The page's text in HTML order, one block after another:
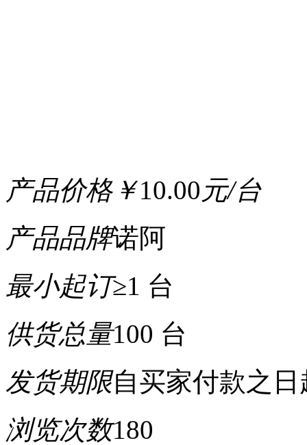
产品价格￥10.00 元/台
产品品牌诺阿
最小起订≥1 台
供货总量100 台
发货期限自买家付款之
浏览次数180